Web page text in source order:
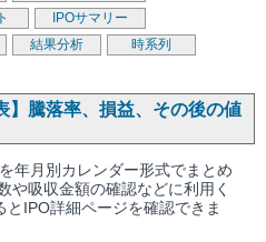
IPOサマリー
結果分析
時系列
】騰落率、損益、その後の値
年月別カレンダー形式でまとめ
や吸収金額の確認などに利用く
IPO詳細ページを確認できま